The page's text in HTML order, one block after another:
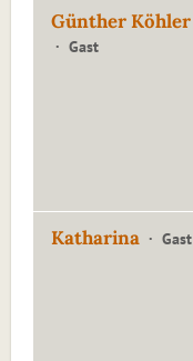
Günther Köhler
Gast
Katharina Gast